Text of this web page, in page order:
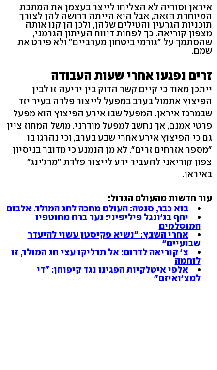
איראן וסוריה לא הצליחו לייצר בעצמן את המתכת
המיוחדת הזאת, אבל היא הייתה דרושה להן לצורך
תוכניות הגרעין והטילים שלהן, ולכן הן קנו אותה
מצפון קוריאה. כך לפחות דיווח העיתון הגרמני,
שהסתמך על "גורמי ביטחון מערביים" ולא פירט את
שמם.
זרים נפגעו אחרי שעות העבודה
ייתכן מאוד כי קיים קשר הדוק בין ידיעה זו לבין
הפיצוץ אתמול בערב במפעל לייצור פלדה בעיר יזד
שבמרכז איראן. המפעל שבו אירע הפיצוץ הוא מפעל
פרטי אמנם, אך נחשב למפעל מודרני. מושל המחוז ציין
גם כי הפיצוץ אירע אחרי שבע בערב, וכי נהרגו בו
"מספר אזרחים זרים". לא מן הנמנע כי מדובר בניסיון
צפון קוריאני להעביר ידע לייצור פלדת "מרג'ינג"
באיראן.
עוד חדשות מהעולם הגדול:
בוא כבר, סנטה: העולם מחכה לחג המולד. אלבום
יחף בג'ונגל פיליפיני: נער ברח מחוטפיו
המוסלמים
אחרי השבץ: "נשיא פקיסטן עשוי להיעדר
שבועיים"
צ' קוריאה לדרום: אל תדליקו עצי חג המולד, זו
לוחמה
אלפי איטלקיות הפגינו נגד קיפוחן: "די
למצ'ואיזם"